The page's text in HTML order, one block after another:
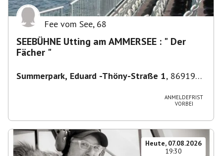
Fee vom See, 68
SEEBÜHNE Utting am AMMERSEE : " Der
Fächer "
Summerpark, Eduard -Thöny-Straße 1, 86919
ANMELDEFRIST
VORBEI
Heute, 07.08.2026
19:30